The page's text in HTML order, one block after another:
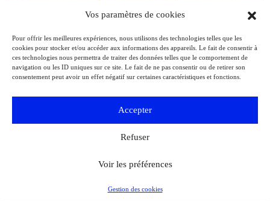
Vos paramètres de cookies
Pour offrir les meilleures expériences, nous utilisons des technologies telles que les
cookies pour stocker et/ou accéder aux informations des appareils. Le fait de consentir à
ces technologies nous permettra de traiter des données telles que le comportement de
navigation ou les ID uniques sur ce site. Le fait de ne pas consentir ou de retirer son
consentement peut avoir un effet négatif sur certaines caractéristiques et fonctions.
Accepter
Refuser
Voir les préférences
Gestion des cookies
salle des États, où est exposée La Joconde. Il est difficile d’y contempler les
signés Titien ou Véronèse. © Adobestock.